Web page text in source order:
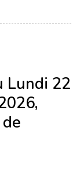
Lundi 22